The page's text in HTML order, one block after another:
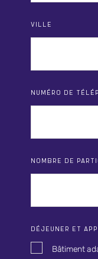
VILLE
NUMÉRO DE
NOMBRE DE
DÉJEUNER ET
Bâtiment